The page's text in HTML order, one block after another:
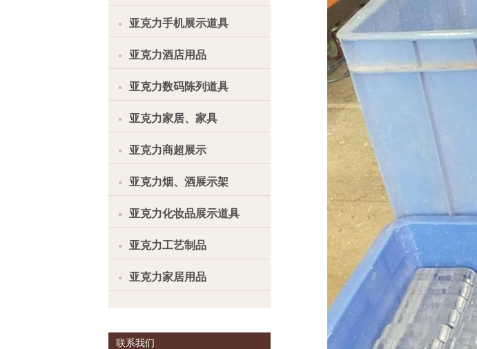
亚克力手机展示道具
亚克力酒店用品
亚克力数码陈列道具
亚克力家居、家具
亚克力商超展示
亚克力烟、酒展示架
亚克力化妆品展示道具
亚克力工艺制品
亚克力家居用品
联系我们